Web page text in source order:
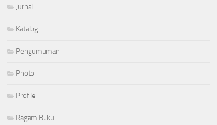
Jurnal
Katalog
Pengumuman
Photo
Profile
Ragam Buku